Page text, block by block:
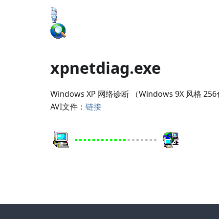
xpnetdiag.exe
Windows XP 网络诊断 （Windows 9X 风格 256
AVI文件： 链接